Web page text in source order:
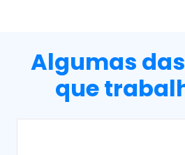
Algumas
que